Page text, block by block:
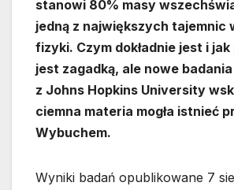
stanowi 80% masy
jedną z największych tajemnic
fizyki. Czym dokładnie jest i jak
jest zagadką, ale nowe
z Johns Hopkins University
ciemna materia mogła istnieć
Wybuchem.
Wyniki badań opublikowane 7